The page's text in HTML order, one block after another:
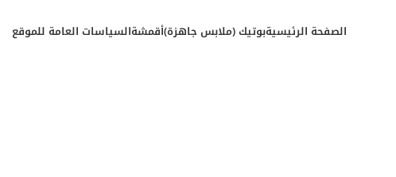
الصفحة الرئيسيةبوتيك (ملابس جاهزة)أقمشةالسياسات العامة للموقع